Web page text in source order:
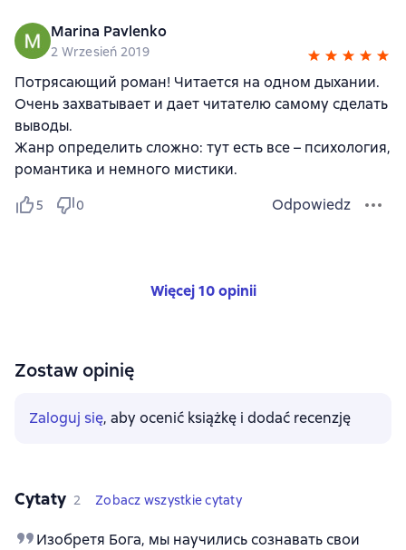
Marina Pavlenko
2 Wrzesień 2019
Потрясающий роман! Читается на одном дыхании.
Очень захватывает и дает читателю самому сделать
выводы.
Жанр определить сложно: тут есть все – психология,
романтика и немного мистики.
5 0 Odpowiedz
Więcej 10 opinii
Zostaw opinię
Zaloguj się, aby ocenić książkę i dodać recenzję
Cytaty 2 Zobacz wszystkie cytaty
Изобретя Бога, мы научились сознавать свои